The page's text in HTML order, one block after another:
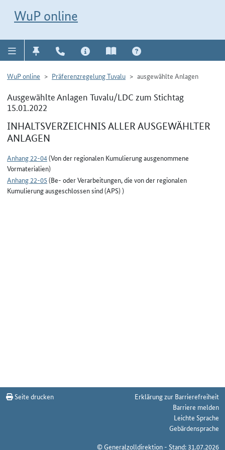
WuP online
WuP online Präferenzregelung Tuvalu ausgewählte Anlagen
Ausgewählte Anlagen Tuvalu/LDC zum Stichtag
15.01.2022
INHALTSVERZEICHNIS ALLER AUSGEWÄHLTER
ANLAGEN
Anhang 22-04(Von der regionalen Kumulierung ausgenommene
Vormaterialien)
Anhang 22-05 (Be- oder Verarbeitungen, die von der regionalen
Kumulierung ausgeschlossen sind (APS) )
Seite drucken
Erklärung zur Barrierefreiheit
Barriere melden
Leichte Sprache
Gebärdensprache
© Generalzolldirektion - Stand: 31.07.2026